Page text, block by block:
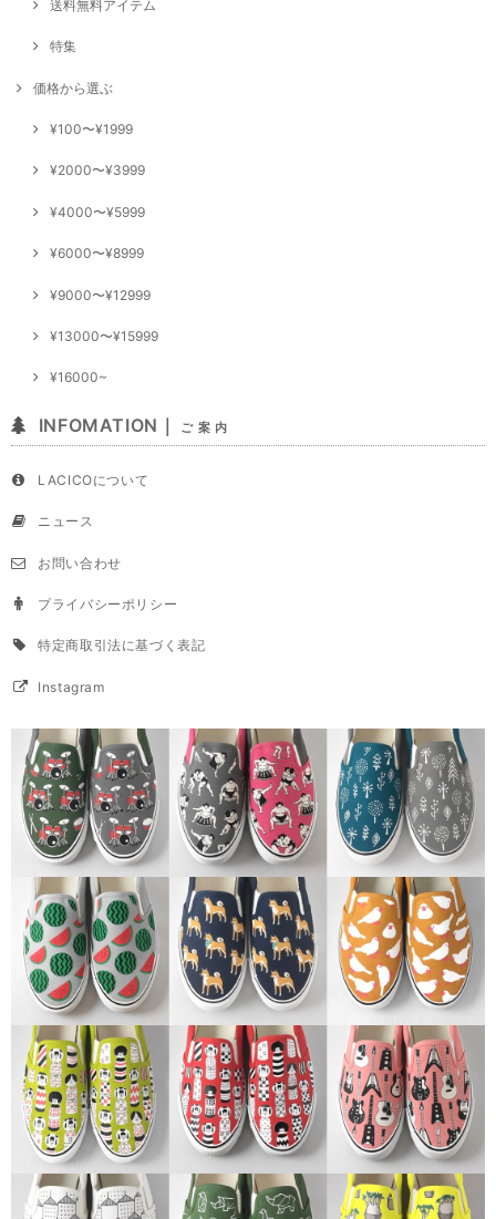
送料無料アイテム
特集
価格から選ぶ
¥100〜¥1999
¥2000〜¥3999
¥4000〜¥5999
¥6000〜¥8999
¥9000〜¥12999
¥13000〜¥15999
¥16000~
INFOMATION｜ ご 案 内
LACICOについて
ニュース
お問い合わせ
プライバシーポリシー
特定商取引法に基づく表記
Instagram